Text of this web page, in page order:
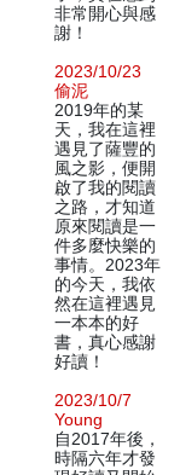
非常開心與感
謝！
2023/10/23
偷泥
2019年的某
天，我在這裡
遇見了薩豐的
風之影，便開
啟了我的閱讀
之路，才知道
原來閱讀是一
件多麼快樂的
事情。2023年
的今天，我依
然在這裡遇見
一本本的好
書，真心感謝
好讀！
2023/10/7
Young
自2017年後，
時隔六年才發